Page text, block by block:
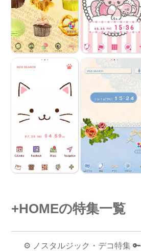
+HOMEの特集一覧
⚙️ ノスタルジック・デコ特集 🔑